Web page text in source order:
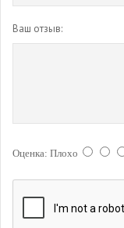
Ваш отзыв:
Оценка: Плохо